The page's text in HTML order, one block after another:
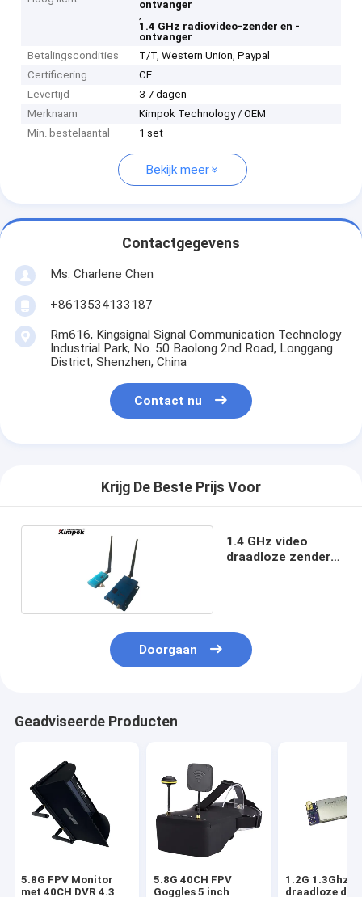
ontvanger
,
1.4 GHz radiovideo-zender en -
ontvanger
Betalingscondities
T/T, Western Union, Paypal
Certificering
CE
Levertijd
3-7 dagen
Merknaam
Kimpok Technology / OEM
Min. bestelaantal
1 set
Bekijk meer
Contactgegevens
Ms. Charlene Chen
+8613534133187
Rm616, Kingsignal Signal Communication Technology
Industrial Park, No. 50 Baolong 2nd Road, Longgang
District, Shenzhen, China
Contact nu
Krijg De Beste Prijs Voor
1.4 GHz video
draadloze zender
Doorgaan
Geadviseerde Producten
5.8G FPV Monitor
met 40CH DVR 4.3
5.8G 40CH FPV
Goggles 5 inch
1.2G 1.3Ghz
draadloze